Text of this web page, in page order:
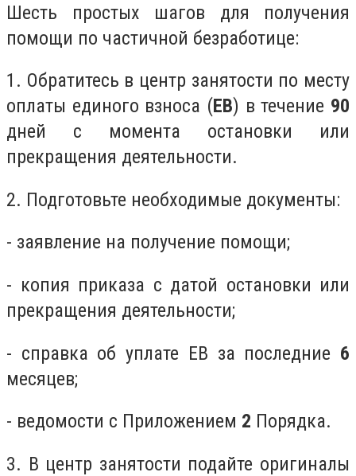
Шесть простых шагов для получения
помощи по частичной безработице:
1. Обратитесь в центр занятости по месту
оплаты единого взноса (ЕВ) в течение 90
дней с момента остановки или
прекращения деятельности.
2. Подготовьте необходимые документы:
- заявление на получение помощи;
- копия приказа с датой остановки или
прекращения деятельности;
- справка об уплате ЕВ за последние 6
месяцев;
- ведомости с Приложением 2 Порядка.
3. В центр занятости подайте оригиналы